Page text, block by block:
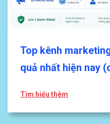
Top kênh
quả nhất hiện nay
Tìm hiểu thêm